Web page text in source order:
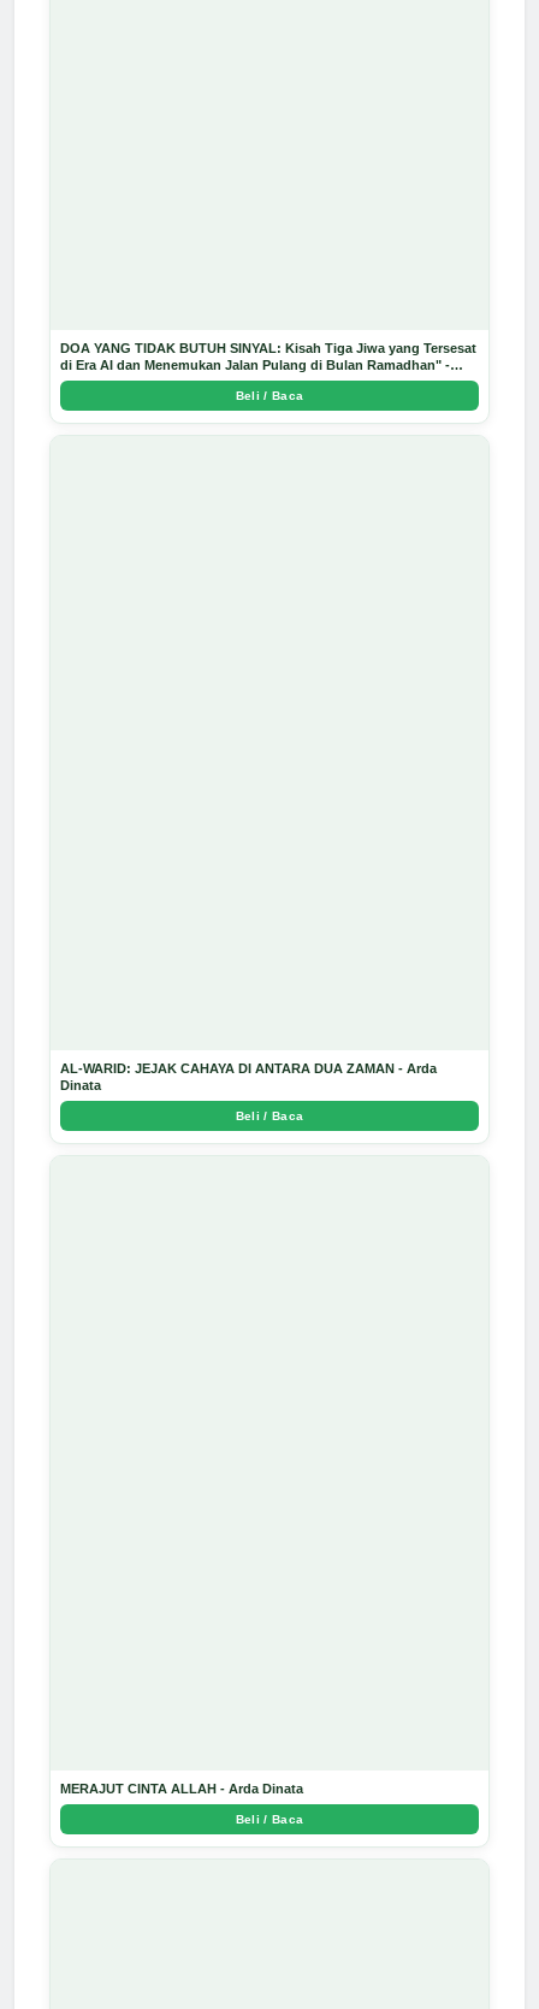
DOA YANG TIDAK BUTUH SINYAL: Kisah Tiga Jiwa yang Tersesat
di Era AI dan Menemukan Jalan Pulang di Bulan Ramadhan" -
Arda Dinata
Beli / Baca
AL-WARID: JEJAK CAHAYA DI ANTARA DUA ZAMAN - Arda
Dinata
Beli / Baca
MERAJUT CINTA ALLAH - Arda Dinata
Beli / Baca